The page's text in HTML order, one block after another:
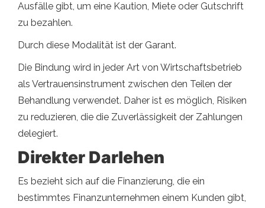
Ausfälle gibt, um eine Kaution, Miete oder Gutschrift
zu bezahlen.
Durch diese Modalität ist der Garant.
Die Bindung wird in jeder Art von Wirtschaftsbetrieb
als Vertrauensinstrument zwischen den Teilen der
Behandlung verwendet. Daher ist es möglich, Risiken
zu reduzieren, die die Zuverlässigkeit der Zahlungen
delegiert.
Direkter Darlehen
Es bezieht sich auf die Finanzierung, die ein
bestimmtes Finanzunternehmen einem Kunden gibt,